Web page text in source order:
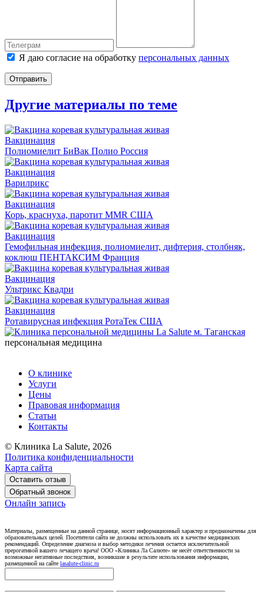
Я даю согласие на обработку персональных данных
Отправить
Другие материалы по теме
Вакцинация
Полиомиелит БиВак Полио Россия
Вакцинация
Варилрикс
Вакцинация
Корь, краснуха, паротит MMR США
Вакцинация
Гемофильная инфекция, полиомиелит, дифтерия, столбняк,
коклюш ПЕНТАКСИМ Франция
Вакцинация
Ультрикс Квадри
Вакцинация
Ротавирусная инфекция РотаТек США
персональная медицина
О клинике
Услуги
Цены
Правовая информация
Статьи
Контакты
© Клиника La Salute, 2026
Политика конфиденциальности
Карта сайта
Оставить отзыв
Обратный звонок
Онлайн запись
Материалы, размещенные на данной странице, носят информационный характер и предназначены для
образовательных целей. Посетители сайта не должны использовать их в качестве медицинских
рекомендаций. Определение диагноза и выбор методики лечения остается исключительной
прерогативой вашего лечащего врача! ООО «Клиника Ла Салюте» не несёт ответственности за
возможные негативные последствия, возникшие в результате использования информации,
размещенной на сайте lasalute-clinic.ru